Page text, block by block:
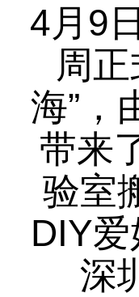
4月9
周
海”，
带来
验室
DIY
深